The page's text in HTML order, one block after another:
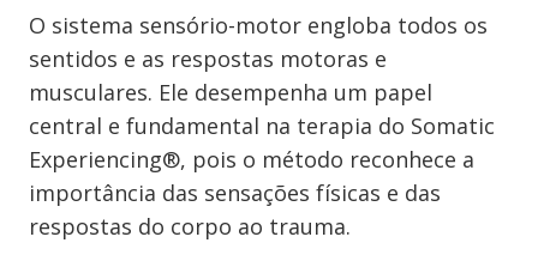
O sistema sensório-motor engloba todos os
sentidos e as respostas motoras e
musculares. Ele desempenha um papel
central e fundamental na terapia do Somatic
Experiencing®, pois o método reconhece a
importância das sensações físicas e das
respostas do corpo ao trauma.